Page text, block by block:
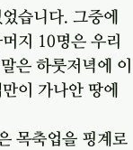
습니다. 그중에
지 10명은 우리
은 하룻저녁에 이
이 가나안 땅에
목축업을 핑계로